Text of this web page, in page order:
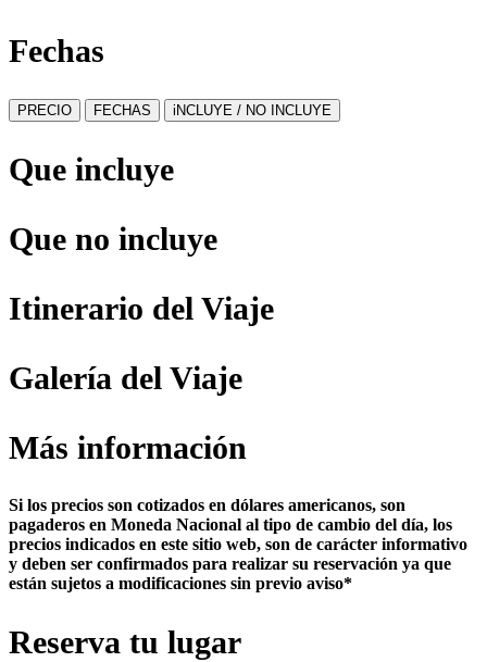
Fechas
PRECIO FECHAS iNCLUYE / NO INCLUYE
Que incluye
Que no incluye
Itinerario del Viaje
Galería del Viaje
Más información
Si los precios son cotizados en dólares americanos, son
pagaderos en Moneda Nacional al tipo de cambio del día, los
precios indicados en este sitio web, son de carácter informativo
y deben ser confirmados para realizar su reservación ya que
están sujetos a modificaciones sin previo aviso*
Reserva tu lugar